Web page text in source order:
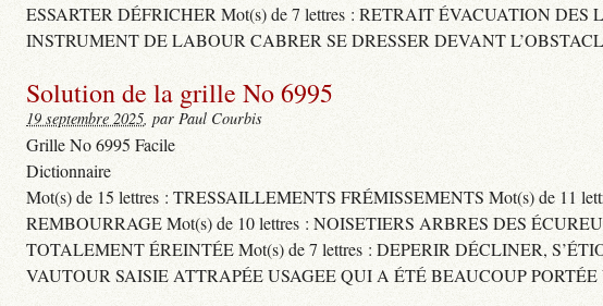
ESSARTER DÉFRICHER Mot(s) de 7 lettres : RETRAIT ÉVACUATION
INSTRUMENT DE LABOUR CABRER SE DRESSER DEVANT
Solution de la grille No 6995
19 septembre 2025, par Paul Courbis
Grille No 6995 Facile
Dictionnaire
Mot(s) de 15 lettres : TRESSAILLEMENTS FRÉMISSEMENTS Mot(s) de 11
REMBOURRAGE Mot(s) de 10 lettres : NOISETIERS ARBRES DES
TOTALEMENT ÉREINTÉE Mot(s) de 7 lettres : DEPERIR DÉCLINER,
VAUTOUR SAISIE ATTRAPÉE USAGEE QUI A ÉTÉ BEAUCOUP